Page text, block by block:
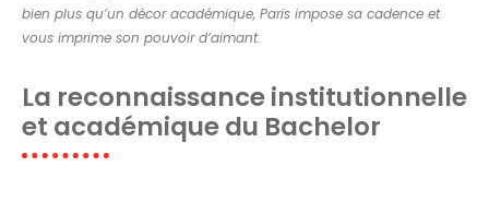
bien plus qu’un décor académique, Paris impose sa cadence et
vous imprime son pouvoir d’aimant.
La reconnaissance institutionnelle
et académique du Bachelor